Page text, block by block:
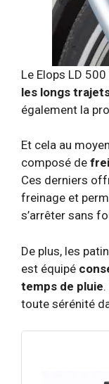
Le Elops LD
les longs
également la
Et cela au
composé de
Ces derniers
freinage et
s’arrêter sans
De plus, les
est équipé
temps de pluie
toute sérénité